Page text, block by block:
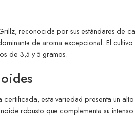
reconocida por sus estándares de
de aroma excepcional. El
de 3,5 y 5 gramos.
esta variedad presenta un
robusto que complementa su